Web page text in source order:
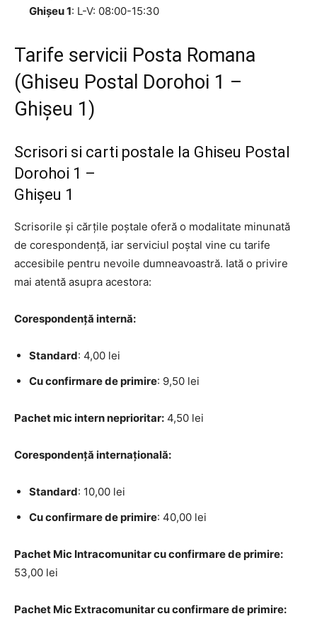
Ghişeu 1: L-V: 08:00-15:30
Tarife servicii Posta Romana
(Ghiseu Postal Dorohoi 1 –
Ghişeu 1)
Scrisori si carti postale la Ghiseu Postal
Dorohoi 1 –
Ghişeu 1
Scrisorile și cărțile poștale oferă o modalitate minunată
de corespondență, iar serviciul poștal vine cu tarife
accesibile pentru nevoile dumneavoastră. Iată o privire
mai atentă asupra acestora:
Corespondență internă:
Standard: 4,00 lei
Cu confirmare de primire: 9,50 lei
Pachet mic intern neprioritar: 4,50 lei
Corespondență internațională:
Standard: 10,00 lei
Cu confirmare de primire: 40,00 lei
Pachet Mic Intracomunitar cu confirmare de primire:
53,00 lei
Pachet Mic Extracomunitar cu confirmare de primire: